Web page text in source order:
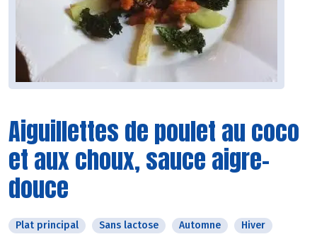
Aiguillettes de poulet au coco
et aux choux, sauce aigre-
douce
Plat principal Sans lactose Automne Hiver